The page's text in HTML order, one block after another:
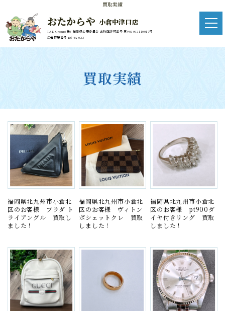
買取実績
おたからや 小倉中津口店
TAD Group(株) 福岡県公安委員会 古物商許可番号 第902092110017号
広告管理番号 R6-4A 023
買取実績
福岡県北九州市小倉北
区のお客様 プラダ ト
ライアングル 買取し
ました！
福岡県北九州市小倉北
区のお客様 ヴィトン
ポシェットクレ 買取
しました！
福岡県北九州市小倉北
区のお客様 pt900ダ
イヤ付きリング 買取
しました！